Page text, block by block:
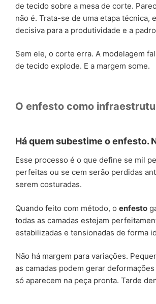
de tecido sobre a mesa de corte.
não é. Trata-se de uma etapa técnica,
decisiva para a produtividade e a
Sem ele, o corte erra. A modelagem
de tecido explode. E a margem some.
O enfesto como
Há quem subestime o enfesto.
Esse processo é o que define se mil
perfeitas ou se cem serão perdidas
serem costuradas.
Quando feito com método, o enfesto
todas as camadas estejam
estabilizadas e tensionadas de forma
Não há margem para variações.
as camadas podem gerar
só aparecem na peça pronta. Tarde